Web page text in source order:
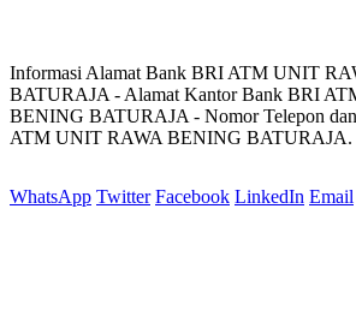
Informasi Alamat Bank BRI ATM UNIT
BATURAJA - Alamat Kantor Bank BRI
BENING BATURAJA - Nomor Telepon
ATM UNIT RAWA BENING BATURAJA.
WhatsApp Twitter Facebook LinkedIn Email